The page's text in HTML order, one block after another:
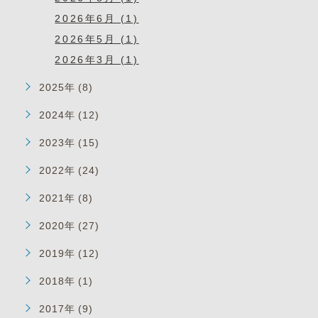
2026年6月 (1)
2026年5月 (1)
2026年3月 (1)
2025年 (8)
2024年 (12)
2023年 (15)
2022年 (24)
2021年 (8)
2020年 (27)
2019年 (12)
2018年 (1)
2017年 (9)